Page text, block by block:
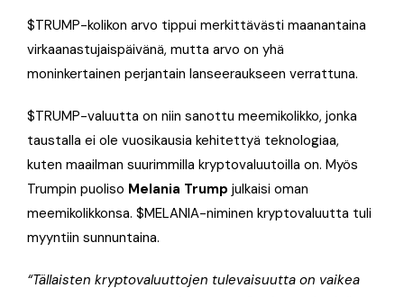
$TRUMP-kolikon arvo tippui merkittävästi maanantaina
virkaanastujaispäivänä, mutta arvo on yhä
moninkertainen perjantain lanseeraukseen verrattuna.
$TRUMP-valuutta on niin sanottu meemikolikko, jonka
taustalla ei ole vuosikausia kehitettyä teknologiaa,
kuten maailman suurimmilla kryptovaluutoilla on. Myös
Trumpin puoliso Melania Trump julkaisi oman
meemikolikkonsa. $MELANIA-niminen kryptovaluutta tuli
myyntiin sunnuntaina.
“Tällaisten kryptovaluuttojen tulevaisuutta on vaikea